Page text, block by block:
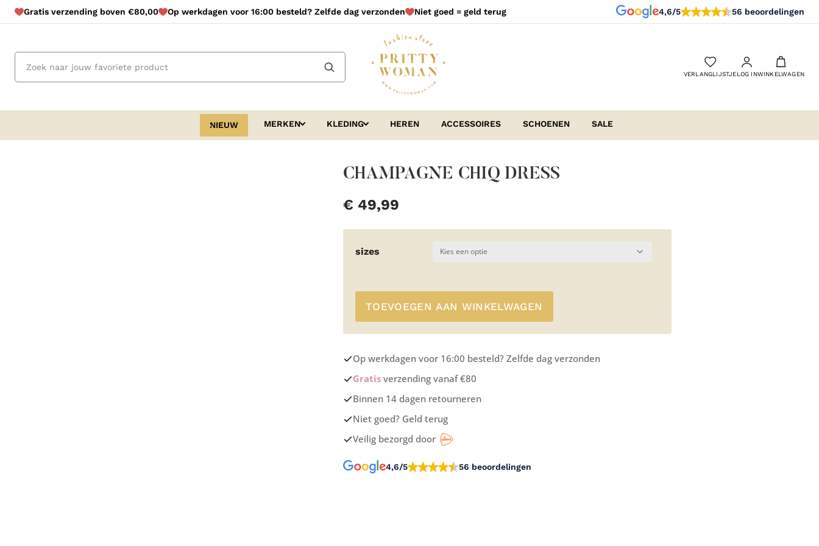
Gratis verzending boven €80,00 Op werkdagen voor 16:00 besteld? Zelfde dag verzonden Niet goed = geld terug 4,6/5 56 beoordelingen
VERLANGLIJSTJELOG INWINKELWAGEN
NIEUW MERKEN KLEDING HEREN ACCESSOIRES SCHOENEN SALE
CHAMPAGNE CHIQ DRESS
€ 49,99
sizes
TOEVOEGEN AAN WINKELWAGEN
Op werkdagen voor 16:00 besteld? Zelfde dag verzonden
Gratis verzending vanaf €80
Binnen 14 dagen retourneren
Niet goed? Geld terug
Veilig bezorgd door
4,6/5 56 beoordelingen